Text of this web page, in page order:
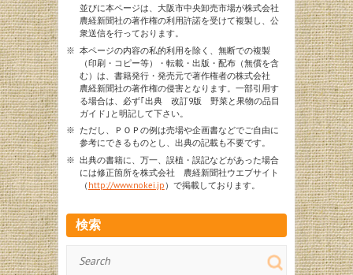
並びに本ページは、大阪市中央卸売市場が株式会社
農経新聞社の著作権の利用許諾を受けて複製し、公
衆送信を行っております。
※ 本ページの内容の私的利用を除く、無断での複製
（印刷・コピー等）・転載・出版・配布（無償を含
む）は、書籍発行・発売元で著作権者の株式会社
農経新聞社の著作権の侵害となります。一部引用す
る場合は、必ず｢出典 改訂9版 野菜と果物の品目
ガイド｣と明記して下さい。
※ ただし、ＰＯＰの例は売場や企画書などでご自由に
参考にできるものとし、出典の記載も不要です。
※ 出典の書籍に、万一、誤植・誤記などがあった場合
には修正箇所を株式会社 農経新聞社ウエブサイト
（ http://www.nokei.jp ）で掲載しております。
検索